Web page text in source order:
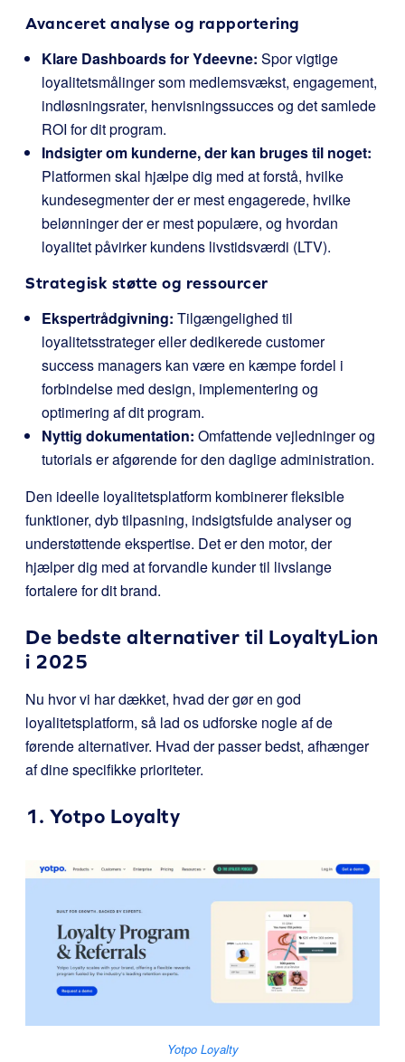
Avanceret analyse og rapportering
Klare Dashboards for Ydeevne: Spor vigtige
loyalitetsmålinger som medlemsvækst, engagement,
indløsningsrater, henvisningssucces og det samlede
ROI for dit program.
Indsigter om kunderne, der kan bruges til noget:
Platformen skal hjælpe dig med at forstå, hvilke
kundesegmenter der er mest engagerede, hvilke
belønninger der er mest populære, og hvordan
loyalitet påvirker kundens livstidsværdi (LTV).
Strategisk støtte og ressourcer
Ekspertrådgivning: Tilgængelighed til
loyalitetsstrateger eller dedikerede customer
success managers kan være en kæmpe fordel i
forbindelse med design, implementering og
optimering af dit program.
Nyttig dokumentation: Omfattende vejledninger og
tutorials er afgørende for den daglige administration.
Den ideelle loyalitetsplatform kombinerer fleksible
funktioner, dyb tilpasning, indsigtsfulde analyser og
understøttende ekspertise. Det er den motor, der
hjælper dig med at forvandle kunder til livslange
fortalere for dit brand.
De bedste alternativer til LoyaltyLion
i 2025
Nu hvor vi har dækket, hvad der gør en god
loyalitetsplatform, så lad os udforske nogle af de
førende alternativer. Hvad der passer bedst, afhænger
af dine specifikke prioriteter.
1. Yotpo Loyalty
Yotpo Loyalty